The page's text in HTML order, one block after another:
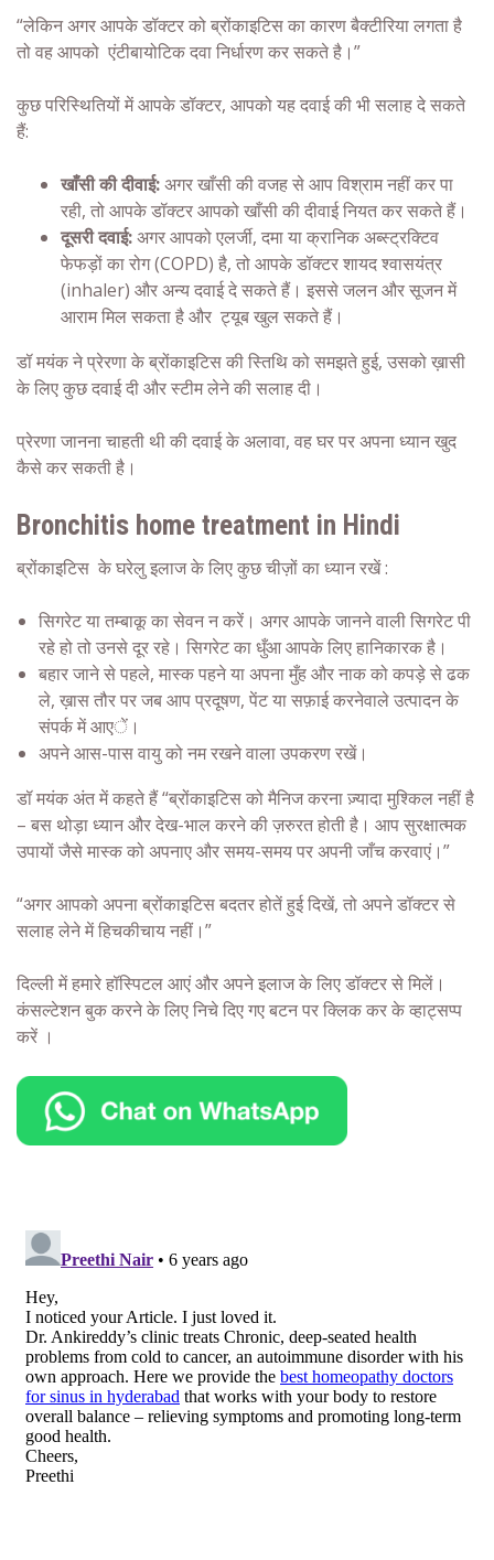
“लेकिन अगर आपके डॉक्टर को ब्रोंकाइटिस का कारण बैक्टीरिया लगता है
तो वह आपको एंटीबायोटिक दवा निर्धारण कर सकते है।”
कुछ परिस्थितियों में आपके डॉक्टर, आपको यह दवाई की भी सलाह दे सकते
हैं:
खाँसी की दीवाई:अगर खाँसी की वजह से आप विश्राम नहीं कर पा
रही, तो आपके डॉक्टर आपको खाँसी की दीवाई नियत कर सकते हैं।
दूसरी दवाई:अगर आपको एलर्जी, दमा या क्रानिक अब्स्ट्रक्टिव
फेफड़ों का रोग (COPD) है, तो आपके डॉक्टर शायद श्वासयंत्र
(inhaler) और अन्य दवाई दे सकते हैं। इससे जलन और सूजन में
आराम मिल सकता है और ट्यूब खुल सकते हैं।
डॉ मयंक ने प्रेरणा के ब्रोंकाइटिस की स्तिथि को समझते हुई, उसको ख़ासी
के लिए कुछ दवाई दी और स्टीम लेने की सलाह दी।
प्रेरणा जानना चाहती थी की दवाई के अलावा, वह घर पर अपना ध्यान खुद
कैसे कर सकती है।
Bronchitis home treatment in Hindi
ब्रोंकाइटिस के घरेलु इलाज के लिए कुछ चीज़ों का ध्यान रखें :
सिगरेट या तम्बाकू का सेवन न करें। अगर आपके जानने वाली सिगरेट पी
रहे हो तो उनसे दूर रहे। सिगरेट का धुँआ आपके लिए हानिकारक है।
बहार जाने से पहले, मास्क पहने या अपना मुँह और नाक को कपड़े से ढक
ले, ख़ास तौर पर जब आप प्रदूषण, पेंट या सफ़ाई करनेवाले उत्पादन के
संपर्क में आएें।
अपने आस-पास वायु को नम रखने वाला उपकरण रखें।
डॉ मयंक अंत में कहते हैं “ब्रोंकाइटिस को मैनिज करना ज़्यादा मुश्किल नहीं है
– बस थोड़ा ध्यान और देख-भाल करने की ज़रुरत होती है। आप सुरक्षात्मक
उपायों जैसे मास्क को अपनाए और समय-समय पर अपनी जाँच करवाएं।”
“अगर आपको अपना ब्रोंकाइटिस बदतर होतें हुई दिखें, तो अपने डॉक्टर से
सलाह लेने में हिचकीचाय नहीं।”
दिल्ली में हमारे हॉस्पिटल आएं और अपने इलाज के लिए डॉक्टर से मिलें।
कंसल्टेशन बुक करने के लिए निचे दिए गए बटन पर क्लिक कर के व्हाट्सप्प
करें ।